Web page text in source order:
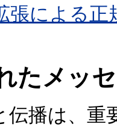
張による
たメッ
伝播は、